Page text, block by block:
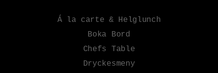
Á la carte & Helglunch
Boka Bord
Chefs Table
Dryckesmeny